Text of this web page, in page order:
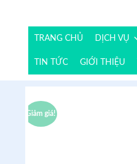
TRANG CHỦ DỊCH VỤ
TIN TỨC GIỚI THIỆU
Giảm giá!